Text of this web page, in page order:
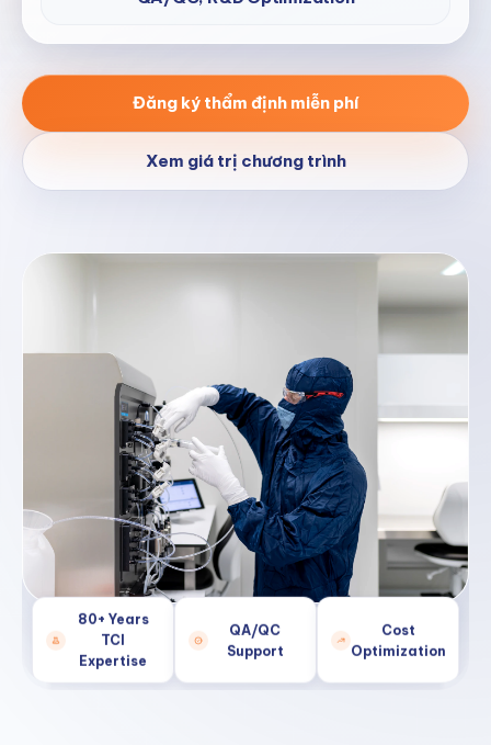
Đăng ký thẩm định miễn phí
Xem giá trị chương trình
80+ Years
TCI
Expertise
QA/QC
Support
Cost
Optimization